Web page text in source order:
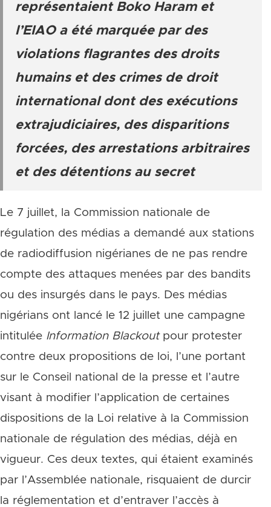
représentaient Boko Haram et
l’EIAO a été marquée par des
violations flagrantes des droits
humains et des crimes de droit
international dont des exécutions
extrajudiciaires, des disparitions
forcées, des arrestations arbitraires
et des détentions au secret
Le 7 juillet, la Commission nationale de
régulation des médias a demandé aux stations
de radiodiffusion nigérianes de ne pas rendre
compte des attaques menées par des bandits
ou des insurgés dans le pays. Des médias
nigérians ont lancé le 12 juillet une campagne
intitulée Information Blackoutpour protester
contre deux propositions de loi, l’une portant
sur le Conseil national de la presse et l’autre
visant à modifier l’application de certaines
dispositions de la Loi relative à la Commission
nationale de régulation des médias, déjà en
vigueur. Ces deux textes, qui étaient examinés
par l’Assemblée nationale, risquaient de durcir
la réglementation et d’entraver l’accès à